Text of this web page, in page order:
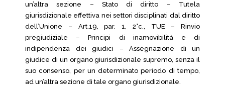
un’altra sezione – Stato di diritto – Tutela
giurisdizionale effettiva nei settori disciplinati dal diritto
dell’Unione – Art.19, par. 1, 2°c., TUE – Rinvio
pregiudiziale – Principi di inamovibilità e di
indipendenza dei giudici – Assegnazione di un
giudice di un organo giurisdizionale supremo, senza il
suo consenso, per un determinato periodo di tempo,
ad un’altra sezione di tale organo giurisdizionale.